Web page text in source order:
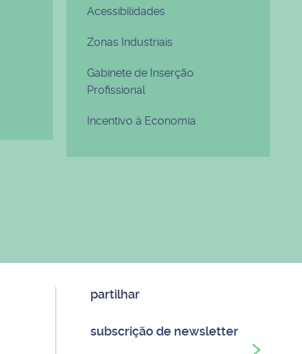
Acessibilidades
Zonas Industriais
Gabinete de Inserção
Profissional
Incentivo à Economia
partilhar
subscrição de newsletter